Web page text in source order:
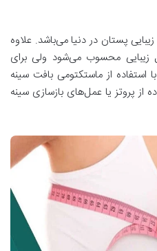
پستان در دنیا می‌باشد. علاوه
زیبایی محسوب می‌شود ولی برای
از ماستکتومی بافت سینه
از پروتز یا عمل‌های بازسازی سینه